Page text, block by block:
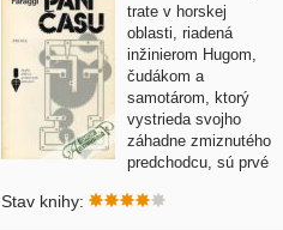
trate v horskej
oblasti, riadená
inžinierom Hugom,
čudákom a
samotárom, ktorý
vystrieda svojho
záhadne zmiznutého
predchodcu, sú prvé
Stav knihy: